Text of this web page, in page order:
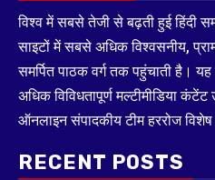
विश्व में सबसे तेजी से बढ़ती हुई हिंदी
साइटों में सबसे अधिक विश्वसनीय,
समर्पित पाठक वर्ग तक पहुंचाती है।
अधिक विविधतापूर्ण मल्टीमीडिया
ऑनलाइन संपादकीय टीम हररोज
RECENT POSTS